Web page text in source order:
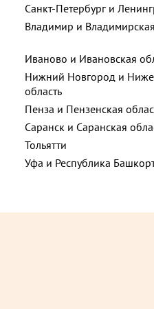
Санкт-Петербург и
Владимир и
Иваново и Ивановская
Нижний Новгород и
область
Пенза и Пензенская
Саранск и Саранская
Тольятти
Уфа и Республика